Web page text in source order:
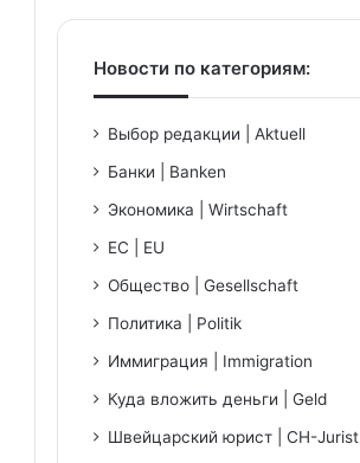
Новости по категориям:
Выбор редакции | Aktuell
Банки | Banken
Экономика | Wirtschaft
ЕС | EU
Общество | Gesellschaft
Политика | Politik
Иммиграция | Immigration
Куда вложить деньги | Geld
Швейцарский юрист | CH-Jurist